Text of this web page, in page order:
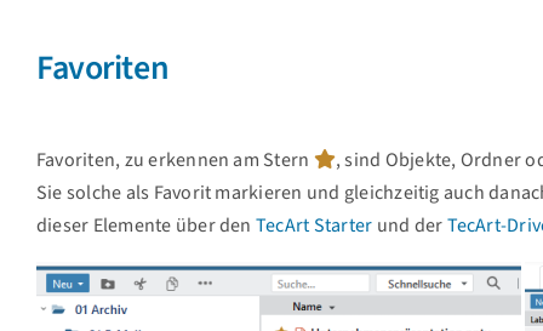
Favoriten
Favoriten, zu erkennen am Stern
, sind Objekte, Ordner
Sie solche als Favorit markieren und gleichzeitig auch
dieser Elemente über den TecArt Starter und derTecArt-